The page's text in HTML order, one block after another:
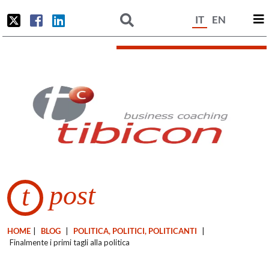
IT EN
t post
HOME BLOG POLITICA, POLITICI, POLITICANTI
Finalmente i primi tagli alla politica